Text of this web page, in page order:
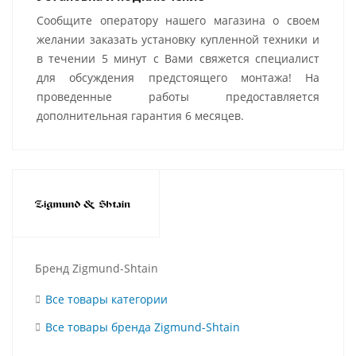
Сообщите оператору нашего магазина о своем
желании заказать установку купленной техники и
в течении 5 минут с Вами свяжется специалист
для обсуждения предстоящего монтажа! На
проведенные работы предоставляется
дополнительная гарантия 6 месяцев.
Бренд Zigmund-Shtain
Все товары категории
Все товары бренда Zigmund-Shtain